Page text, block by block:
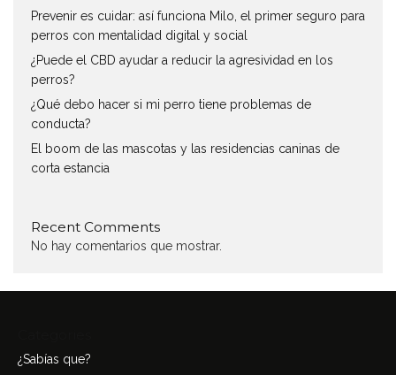
Prevenir es cuidar: así funciona Milo, el primer seguro para
perros con mentalidad digital y social
¿Puede el CBD ayudar a reducir la agresividad en los
perros?
¿Qué debo hacer si mi perro tiene problemas de
conducta?
El boom de las mascotas y las residencias caninas de
corta estancia
Recent Comments
No hay comentarios que mostrar.
¿Sabías que?